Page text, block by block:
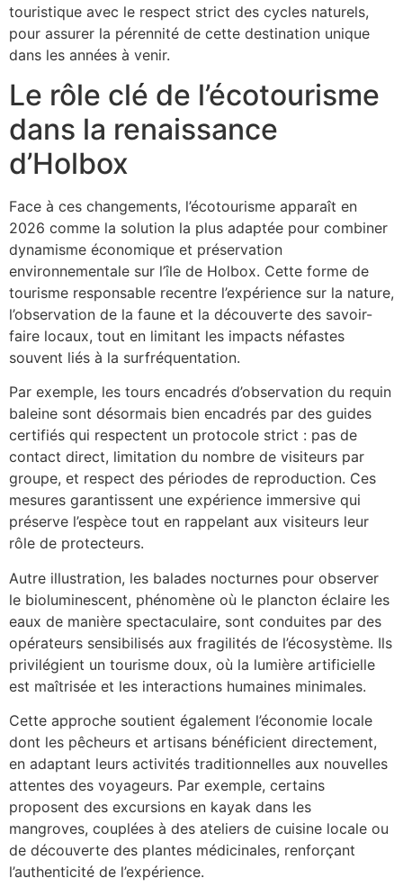
touristique avec le respect strict des cycles naturels,
pour assurer la pérennité de cette destination unique
dans les années à venir.
Le rôle clé de l’écotourisme
dans la renaissance
d’Holbox
Face à ces changements, l’écotourisme apparaît en
2026 comme la solution la plus adaptée pour combiner
dynamisme économique et préservation
environnementale sur l’île de Holbox. Cette forme de
tourisme responsable recentre l’expérience sur la nature,
l’observation de la faune et la découverte des savoir-
faire locaux, tout en limitant les impacts néfastes
souvent liés à la surfréquentation.
Par exemple, les tours encadrés d’observation du requin
baleine sont désormais bien encadrés par des guides
certifiés qui respectent un protocole strict : pas de
contact direct, limitation du nombre de visiteurs par
groupe, et respect des périodes de reproduction. Ces
mesures garantissent une expérience immersive qui
préserve l’espèce tout en rappelant aux visiteurs leur
rôle de protecteurs.
Autre illustration, les balades nocturnes pour observer
le bioluminescent, phénomène où le plancton éclaire les
eaux de manière spectaculaire, sont conduites par des
opérateurs sensibilisés aux fragilités de l’écosystème. Ils
privilégient un tourisme doux, où la lumière artificielle
est maîtrisée et les interactions humaines minimales.
Cette approche soutient également l’économie locale
dont les pêcheurs et artisans bénéficient directement,
en adaptant leurs activités traditionnelles aux nouvelles
attentes des voyageurs. Par exemple, certains
proposent des excursions en kayak dans les
mangroves, couplées à des ateliers de cuisine locale ou
de découverte des plantes médicinales, renforçant
l’authenticité de l’expérience.